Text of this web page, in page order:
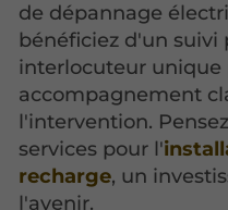
de dépannage
bénéficiez d'un suivi
interlocuteur unique
accompagnement
l'intervention.
services pour l'
recharge, un
l'avenir.